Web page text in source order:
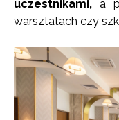
uczestnikami, a
warsztatach czy